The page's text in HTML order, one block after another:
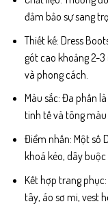
đảm bảo sự sang
Thiết kế: Dress
gót cao khoảng 2-
và phong cách.
Màu sắc: Đa phần
tinh tế và tông
Điểm nhấn: Một số
khoá kéo, dây
Kết hợp trang
tây, áo sơ mi, vest